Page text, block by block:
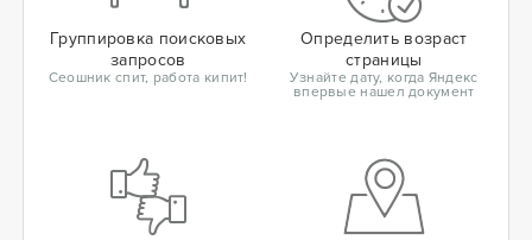
Группировка поисковых
запросов
Сеошник спит, работа кипит!
Определить возраст
страницы
Узнайте дату, когда Яндекс
впервые нашел документ